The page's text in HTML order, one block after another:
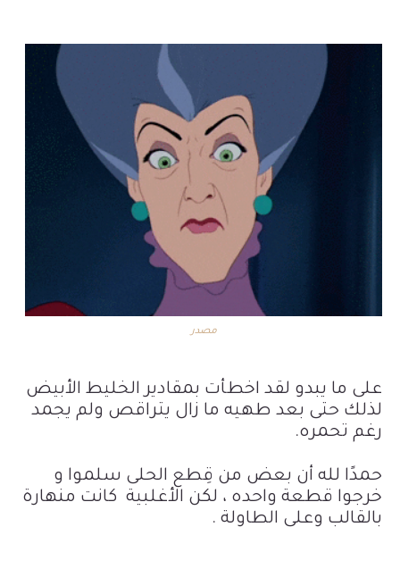
مصدر
على ما يبدو لقد اخطأت بمقادير الخليط الأبيض
لذلك حتى بعد طهيه ما زال يتراقص ولم يجمد
رغم تحمره.
حمدًا لله أن بعض من قِطع الحلى سلموا و
خرجوا قطعة واحده ، لكن الأغلبية كانت منهارة
بالقالب وعلى الطاولة .